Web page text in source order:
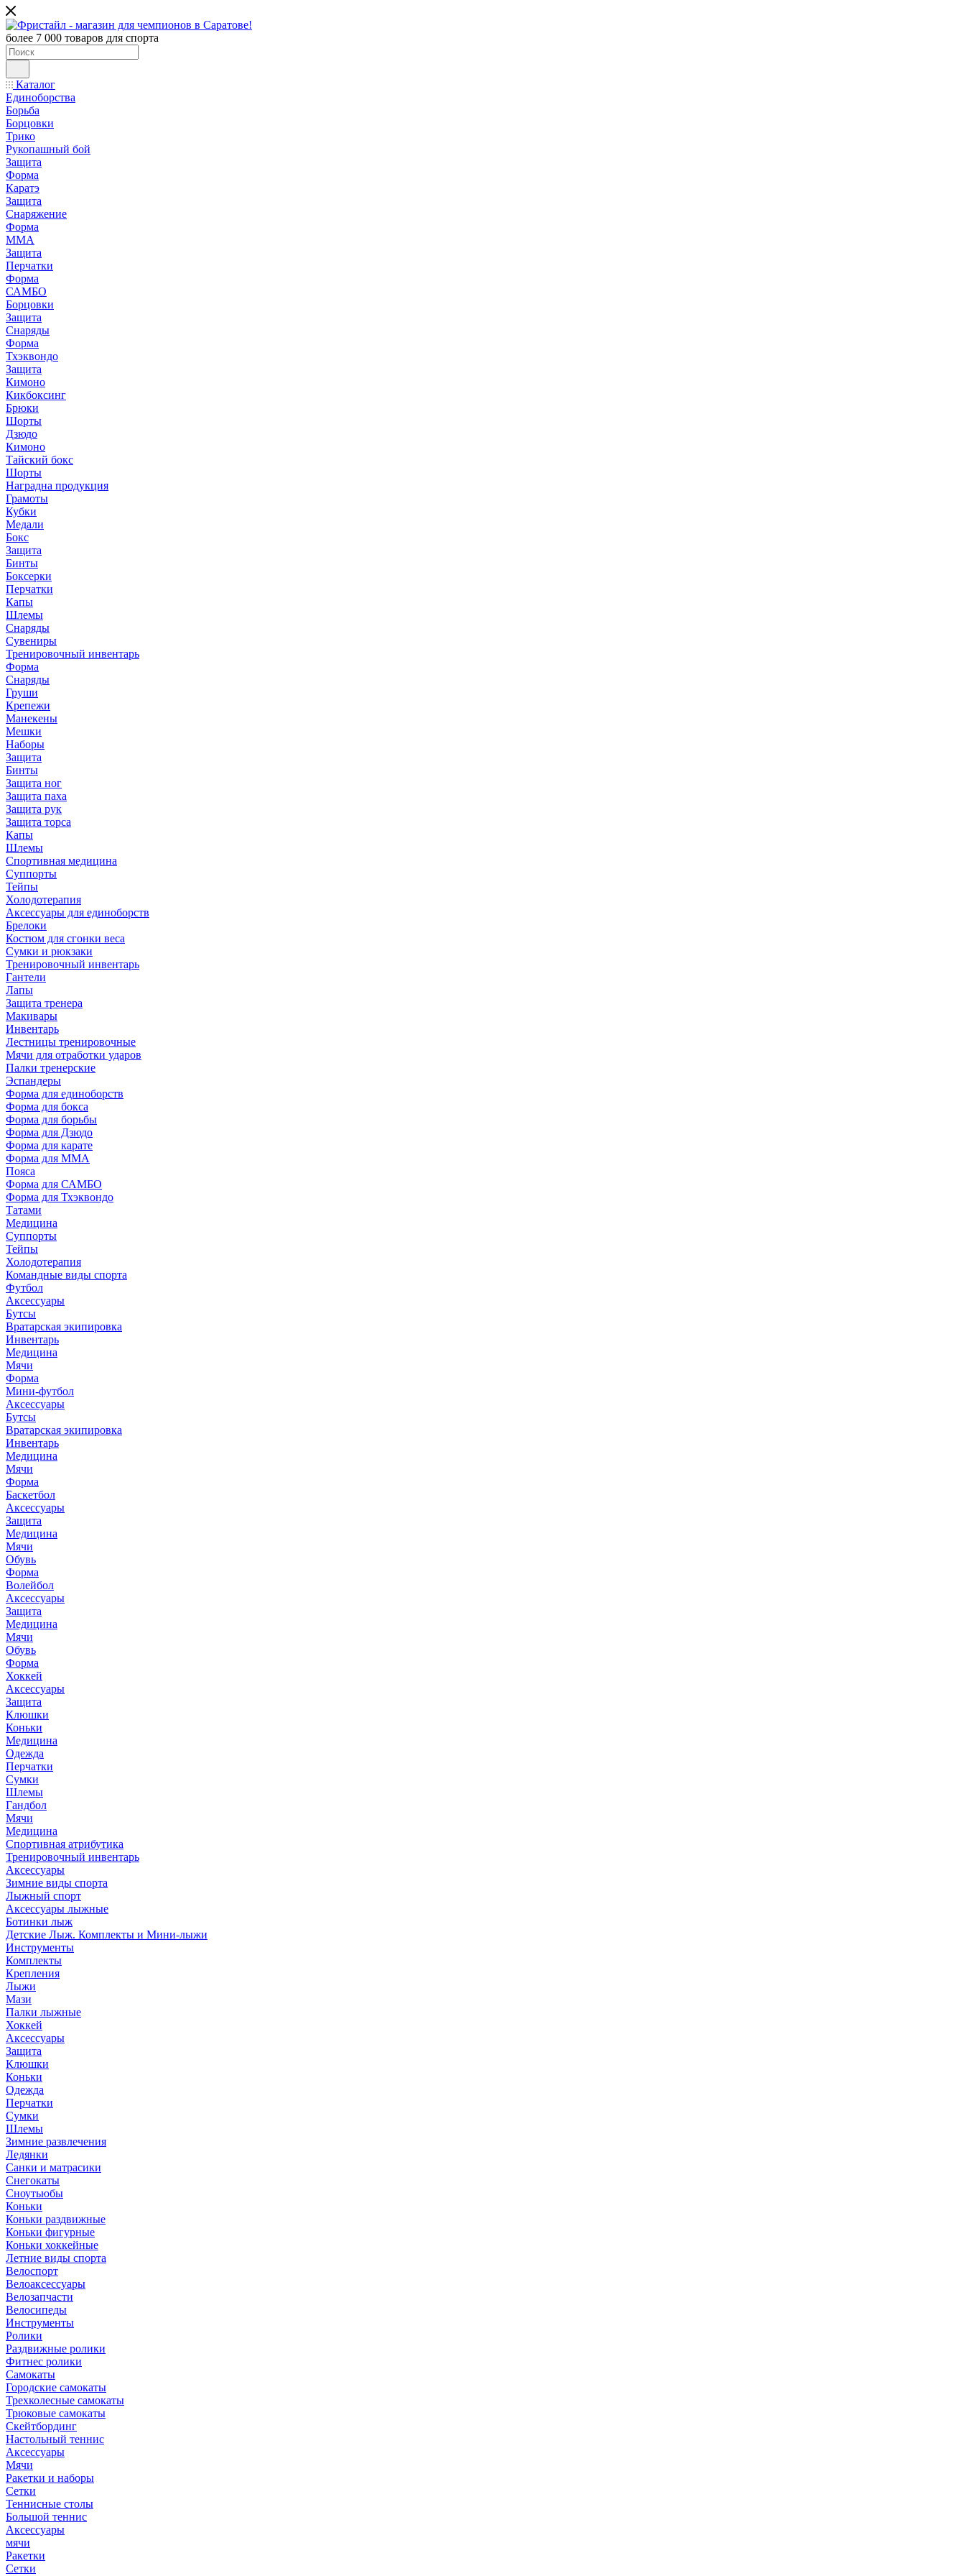
более 7 000 товаров для спорта
Каталог
Единоборства
Борьба
Борцовки
Трико
Рукопашный бой
Защита
Форма
Каратэ
Защита
Снаряжение
Форма
ММА
Защита
Перчатки
Форма
САМБО
Борцовки
Защита
Снаряды
Форма
Тхэквондо
Защита
Кимоно
Кикбоксинг
Брюки
Шорты
Дзюдо
Кимоно
Тайский бокс
Шорты
Наградна продукция
Грамоты
Кубки
Медали
Бокс
Защита
Бинты
Боксерки
Перчатки
Капы
Шлемы
Снаряды
Сувениры
Тренировочный инвентарь
Форма
Снаряды
Груши
Крепежи
Манекены
Мешки
Наборы
Защита
Бинты
Защита ног
Защита паха
Защита рук
Защита торса
Капы
Шлемы
Спортивная медицина
Суппорты
Тейпы
Холодотерапия
Аксессуары для единоборств
Брелоки
Костюм для сгонки веса
Сумки и рюкзаки
Тренировочный инвентарь
Гантели
Лапы
Защита тренера
Макивары
Инвентарь
Лестницы тренировочные
Мячи для отработки ударов
Палки тренерские
Эспандеры
Форма для единоборств
Форма для бокса
Форма для борьбы
Форма для Дзюдо
Форма для карате
Форма для MMA
Пояса
Форма для САМБО
Форма для Тхэквондо
Татами
Медицина
Суппорты
Тейпы
Холодотерапия
Командные виды спорта
Футбол
Аксессуары
Бутсы
Вратарская экипировка
Инвентарь
Медицина
Мячи
Форма
Мини-футбол
Аксессуары
Бутсы
Вратарская экипировка
Инвентарь
Медицина
Мячи
Форма
Баскетбол
Аксессуары
Защита
Медицина
Мячи
Обувь
Форма
Волейбол
Аксессуары
Защита
Медицина
Мячи
Обувь
Форма
Хоккей
Аксессуары
Защита
Клюшки
Коньки
Медицина
Одежда
Перчатки
Сумки
Шлемы
Гандбол
Мячи
Медицина
Спортивная атрибутика
Тренировочный инвентарь
Аксессуары
Зимние виды спорта
Лыжный спорт
Аксессуары лыжные
Ботинки лыж
Детские Лыж. Комплекты и Мини-лыжи
Инструменты
Комплекты
Крепления
Лыжи
Мази
Палки лыжные
Хоккей
Аксессуары
Защита
Клюшки
Коньки
Одежда
Перчатки
Сумки
Шлемы
Зимние развлечения
Ледянки
Санки и матрасики
Снегокаты
Сноутьюбы
Коньки
Коньки раздвижные
Коньки фигурные
Коньки хоккейные
Летние виды спорта
Велоспорт
Велоаксессуары
Велозапчасти
Велосипеды
Инструменты
Ролики
Раздвижные ролики
Фитнес ролики
Самокаты
Городские самокаты
Трехколесные самокаты
Трюковые самокаты
Скейтбординг
Настольный теннис
Аксессуары
Мячи
Ракетки и наборы
Сетки
Теннисные столы
Большой теннис
Аксессуары
мячи
Ракетки
Сетки